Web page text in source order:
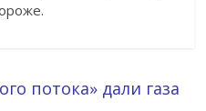
потока» дали газа